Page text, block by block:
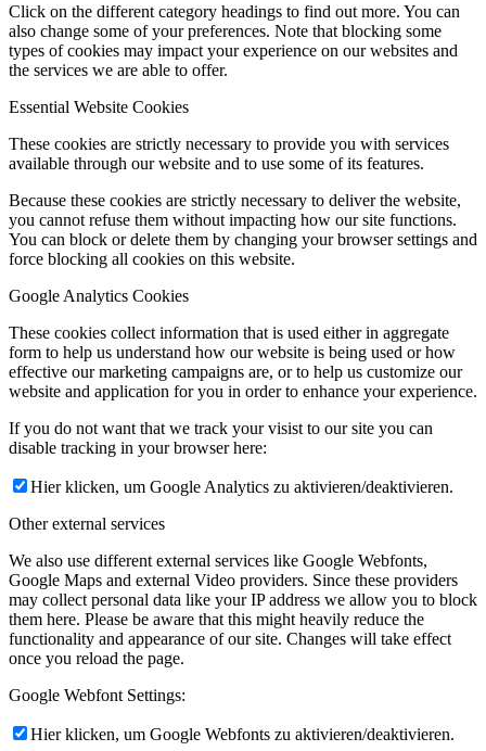
Click on the different category headings to find out more. You can
also change some of your preferences. Note that blocking some
types of cookies may impact your experience on our websites and
the services we are able to offer.
Essential Website Cookies
These cookies are strictly necessary to provide you with services
available through our website and to use some of its features.
Because these cookies are strictly necessary to deliver the website,
you cannot refuse them without impacting how our site functions.
You can block or delete them by changing your browser settings and
force blocking all cookies on this website.
Google Analytics Cookies
These cookies collect information that is used either in aggregate
form to help us understand how our website is being used or how
effective our marketing campaigns are, or to help us customize our
website and application for you in order to enhance your experience.
If you do not want that we track your visist to our site you can
disable tracking in your browser here:
Hier klicken, um Google Analytics zu aktivieren/deaktivieren.
Other external services
We also use different external services like Google Webfonts,
Google Maps and external Video providers. Since these providers
may collect personal data like your IP address we allow you to block
them here. Please be aware that this might heavily reduce the
functionality and appearance of our site. Changes will take effect
once you reload the page.
Google Webfont Settings:
Hier klicken, um Google Webfonts zu aktivieren/deaktivieren.